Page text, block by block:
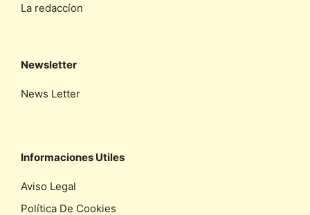
La redaccíon
Newsletter
News Letter
Informaciones Utiles
Aviso Legal
Política De Cookies